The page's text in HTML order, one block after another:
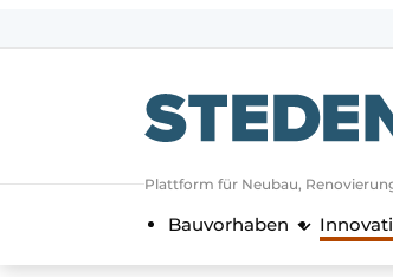
Allgemeine
Autorisierung
Unternehmen
Plattform für Neubau,
Bauvorhaben